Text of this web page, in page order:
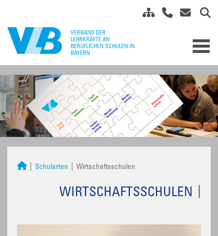
Schularten Wirtschaftsschulen
WIRTSCHAFTSSCHULEN